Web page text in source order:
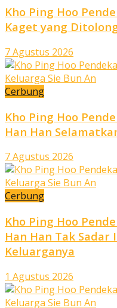
Kho Ping Hoo
Kaget yang
7 Agustus 2026
Cerbung
Kho Ping Hoo
Han Han
7 Agustus 2026
Cerbung
Kho Ping Hoo
Han Han Tak
Keluarganya
1 Agustus 2026